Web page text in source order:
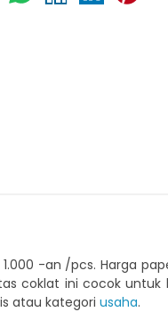
-an /pcs. Harga
coklat ini cocok untuk
atau kategori usaha.